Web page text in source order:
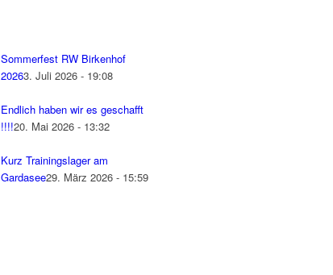
Sommerfest RW Birkenhof
20263. Juli 2026 - 19:08
Endlich haben wir es geschafft
!!!!20. Mai 2026 - 13:32
Kurz Trainingslager am
Gardasee29. März 2026 - 15:59